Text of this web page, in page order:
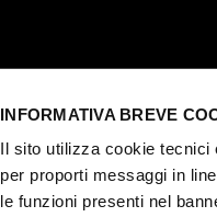
INFORMATIVA BREVE
Il sito utilizza cookie tecnici
per proporti messaggi in
le funzioni presenti nel